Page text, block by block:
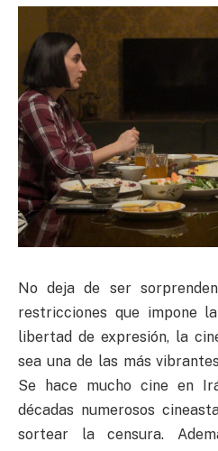
No deja de ser
restricciones que impone
libertad de expresión, la
sea una de las más
Se hace mucho cine en
décadas numerosos
sortear la censura.